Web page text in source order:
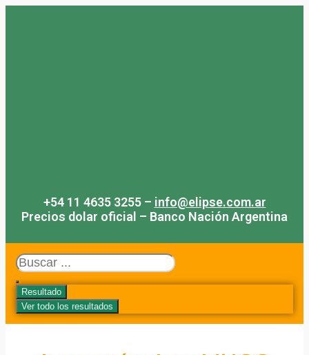
+54 11 4635 3255 – info@elipse.com.ar
Precios dolar oficial – Banco Nación Argentina
Search
...
Resultado
Ver todo los resultados